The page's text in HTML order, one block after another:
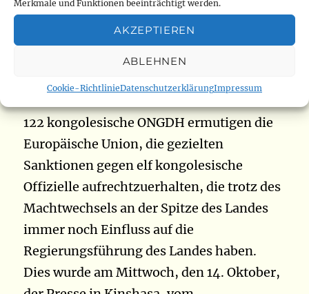
Merkmale und Funktionen beeinträchtigt werden.
AKZEPTIEREN
ABLEHNEN
Cookie-RichtlinieDatenschutzerklärungImpressum
DR Kongo: 122 NGOs befürworten die
Aufrechterhaltung europäischer
Sanktionen gegen bestimmte
kongolesische Offizielle
122 kongolesische ONGDH ermutigen die
Europäische Union, die gezielten
Sanktionen gegen elf kongolesische
Offizielle aufrechtzuerhalten, die trotz des
Machtwechsels an der Spitze des Landes
immer noch Einfluss auf die
Regierungsführung des Landes haben.
Dies wurde am Mittwoch, den 14. Oktober,